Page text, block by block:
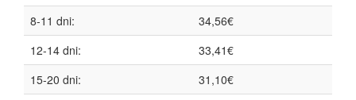
8-11 dni:
34,56€
12-14 dni:
33,41€
15-20 dni:
31,10€